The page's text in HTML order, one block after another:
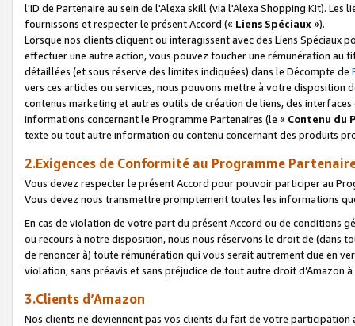
l'ID de Partenaire au sein de l'Alexa skill (via l'Alexa Shopping Kit).
fournissons et respecter le présent Accord (« Liens Spéciaux»).
Lorsque nos clients cliquent ou interagissent avec des Liens Spéciaux
effectuer une autre action, vous pouvez toucher une rémunération
détaillées (et sous réserve des limites indiquées) dans le Décompte de
vers ces articles ou services, nous pouvons mettre à votre disposition
contenus marketing et autres outils de création de liens, des
informations concernant le Programme Partenaires (le « Contenu du
texte ou tout autre information ou contenu concernant des produits
2.Exigences de Conformité au Programme
Vous devez respecter le présent Accord pour pouvoir participer au
Vous devez nous transmettre promptement toutes les informations
En cas de violation de votre part du présent Accord ou de conditions
ou recours à notre disposition, nous nous réservons le droit de (dans
de renoncer à) toute rémunération qui vous serait autrement due en
violation, sans préavis et sans préjudice de tout autre droit
3.Clients d’Amazon
Nos clients ne deviennent pas vos clients du fait de votre